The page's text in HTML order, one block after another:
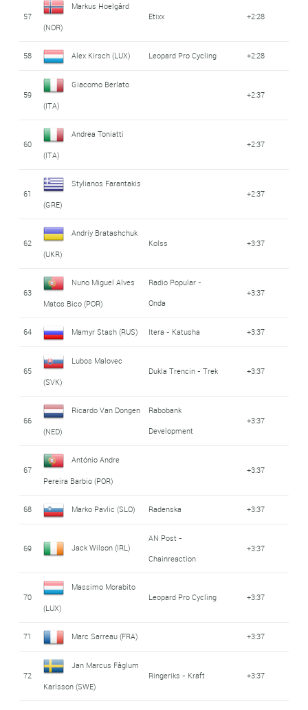
57
Markus Hoelgård
(NOR)
Etixx +2:28
58 Alex Kirsch (LUX) Leopard Pro Cycling +2:28
59
Giacomo Berlato
(ITA)
+2:37
60
Andrea Toniatti
(ITA)
+2:37
61
Stylianos Farantakis
(GRE)
+2:37
62
Andriy Bratashchuk
(UKR)
Kolss +3:37
63
Nuno Miguel Alves
Matos Bico (POR)
Radio Popular -
Onda
+3:37
64 Mamyr Stash (RUS) Itera - Katusha +3:37
65
Lubos Malovec
(SVK)
Dukla Trencin - Trek +3:37
66
Ricardo Van Dongen
(NED)
Rabobank
Development
+3:37
67
António Andre
Pereira Barbio (POR)
+3:37
68 Marko Pavlic (SLO) Radenska +3:37
69 Jack Wilson (IRL)
AN Post -
Chainreaction
+3:37
70
Massimo Morabito
(LUX)
Leopard Pro Cycling +3:37
71 Marc Sarreau (FRA) +3:37
72
Jan Marcus Fåglum
Karlsson (SWE)
Ringeriks - Kraft +3:37